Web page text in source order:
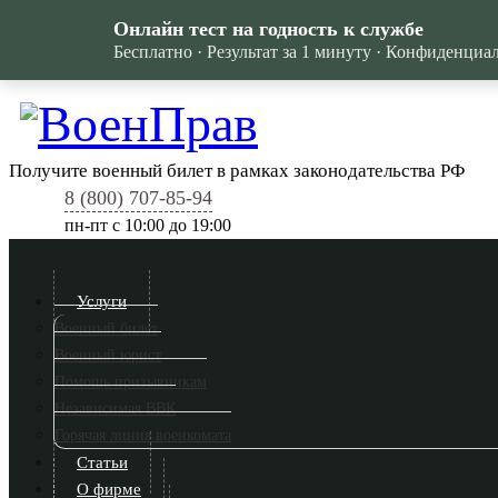
Получите военный билет в рамках законодательства РФ
8 (800) 707-85-94
пн-пт c 10:00 до 19:00
Услуги
Военный билет
Военный юрист
Помощь призывникам
Независимая ВВК
Горячая линия военкомата
Статьи
О фирме
Онлайн тест на годность к службе
Бесплатно · Результат за 1 минуту ·